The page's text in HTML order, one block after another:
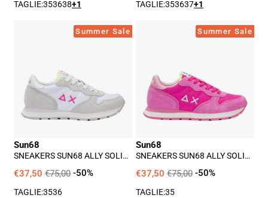
TAGLIE:353638+1 TAGLIE:353637+1
Sneakers
Ragazza
-
Bianco
Summer Sale
Sun68
SNEAKERS SUN68 ALLY SOLID
€37,50 €75,00 -50%
TAGLIE:3536
Sneakers
Ragazza
-
Fuxia
Summer Sale
Sun68
SNEAKERS SUN68 ALLY SOLID
€37,50 €75,00 -50%
TAGLIE:35